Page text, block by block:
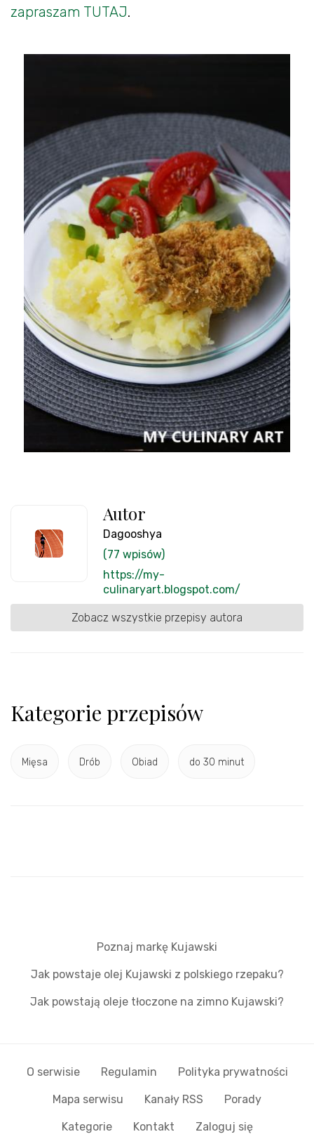
zapraszam TUTAJ.
Autor
Dagooshya
(77 wpisów)
https://my-
culinaryart.blogspot.com/
Zobacz wszystkie przepisy autora
Kategorie przepisów
Mięsa Drób Obiad do 30 minut
Poznaj markę Kujawski
Jak powstaje olej Kujawski z polskiego rzepaku?
Jak powstają oleje tłoczone na zimno Kujawski?
O serwisie Regulamin Polityka prywatności
Mapa serwisu Kanały RSS Porady
Kategorie Kontakt Zaloguj się